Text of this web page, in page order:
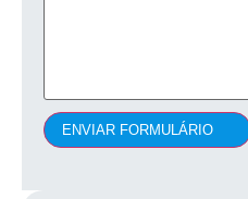
ENVIAR FORMULÁRIO